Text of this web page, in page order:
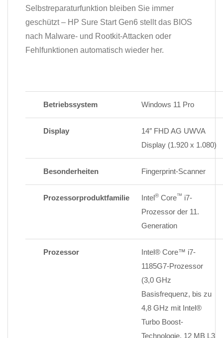
Selbstreparaturfunktion bleiben Sie immer
geschützt – HP Sure Start Gen6 stellt das BIOS
nach Malware- und Rootkit-Attacken oder
Fehlfunktionen automatisch wieder her.
Betriebssystem Windows 11 Pro
Display
14″ FHD AG UWVA
Display (1.920 x 1.080)
Besonderheiten Fingerprint-Scanner
Prozessorproduktfamilie Intel® Core™ i7-
Prozessor der 11.
Generation
Prozessor
Intel® Core™ i7-
1185G7-Prozessor
(3,0 GHz
Basisfrequenz, bis zu
4,8 GHz mit Intel®
Turbo Boost-
Technologie, 12 MB L3